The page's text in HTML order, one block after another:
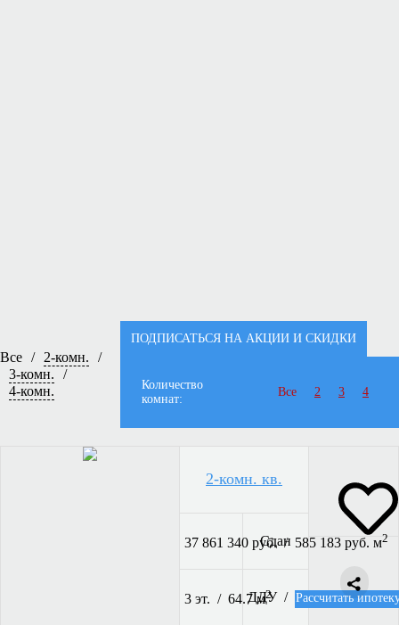
Все / 2-комн.
/
3-комн.
/
4-комн.
ПОДПИСАТЬСЯ НА АКЦИИ И СКИДКИ
Количество
комнат:
Все 2 3 4
2-комн. кв.
37 861 340 руб. / 585 183 руб. м2
Сдан
3 эт. / 64.7 м2
ДДУ / Рассчитать